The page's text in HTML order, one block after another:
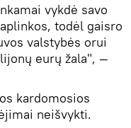
vykdė savo
todėl gaisro
valstybės orui
eurų žala", —
kardomosios
neišvykti.